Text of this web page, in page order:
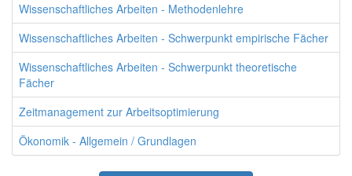
Wissenschaftliches Arbeiten - Methodenlehre
Wissenschaftliches Arbeiten - Schwerpunkt empirische Fächer
Wissenschaftliches Arbeiten - Schwerpunkt theoretische
Fächer
Zeitmanagement zur Arbeitsoptimierung
Ökonomik - Allgemein / Grundlagen